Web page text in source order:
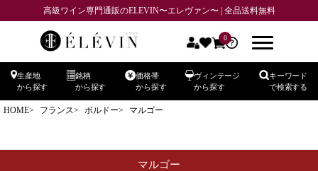
高級ワイン専門通販のELEVIN〜エレヴァン〜 | 全品送料無料
0
生産地
から探す
銘柄
から探す
価格帯
から探す
ヴィンテージ
から探す
キーワード
で検索する
HOME フランス ボルドー マルゴー
マルゴー